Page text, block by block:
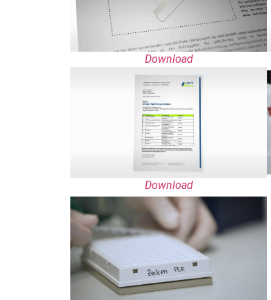
Download
Download